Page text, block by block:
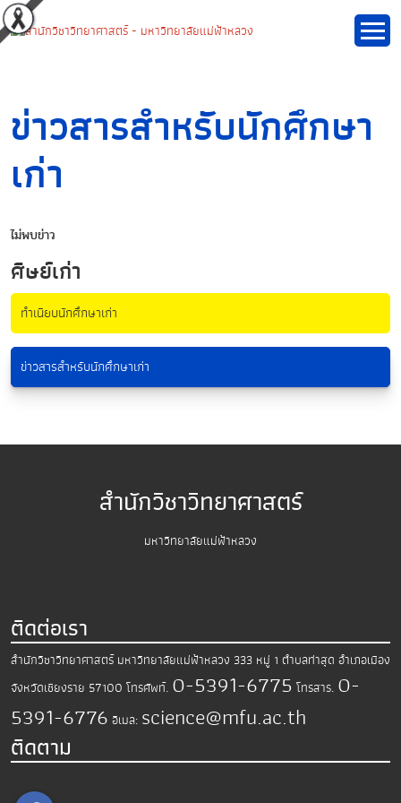
ข่าวสารสำหรับนักศึกษา
เก่า
ไม่พบข่าว
ศิษย์เก่า
ทำเนียบนักศึกษาเก่า
ข่าวสารสำหรับนักศึกษาเก่า
สำนักวิชาวิทยาศาสตร์
มหาวิทยาลัยแม่ฟ้าหลวง
ติดต่อเรา
สำนักวิชาวิทยาศาสตร์ มหาวิทยาลัยแม่ฟ้าหลวง 333 หมู่ 1 ตำบลท่าสุด อำเภอเมือง
จังหวัดเชียงราย 57100 โทรศัพท์. 0-5391-6775 โทรสาร. 0-
5391-6776 อีเมล: science@mfu.ac.th
ติดตาม